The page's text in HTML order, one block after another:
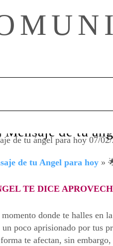
de tu
de tu Angel para hoy »
TE DICE
donde te halles en
un poco aprisionado por tus
te afectan, sin